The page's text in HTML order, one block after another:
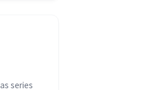
series